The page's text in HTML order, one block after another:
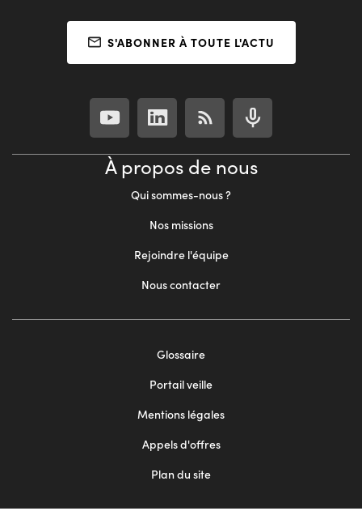
S'ABONNER À TOUTE L'ACTU
À propos de nous
Qui sommes-nous ?
Nos missions
Rejoindre l'équipe
Nous contacter
Glossaire
Portail veille
Mentions légales
Appels d'offres
Plan du site